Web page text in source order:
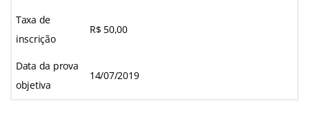
Taxa de
inscrição
R$ 50,00
Data da prova
objetiva
14/07/2019